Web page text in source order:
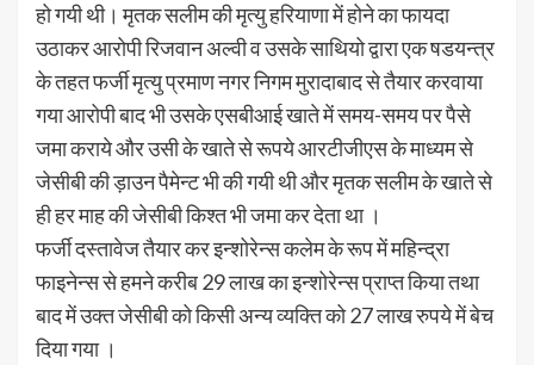
हो गयी थी। मृतक सलीम की मृत्यु हरियाणा में होने का फायदा
उठाकर आरोपी रिजवान अल्वी व उसके साथियो द्वारा एक षडयन्त्र
के तहत फर्जी मृत्यु प्रमाण नगर निगम मुरादाबाद से तैयार करवाया
गया आरोपी बाद भी उसके एसबीआई खाते में समय-समय पर पैसे
जमा कराये और उसी के खाते से रूपये आरटीजीएस के माध्यम से
जेसीबी की ड़ाउन पैमेन्ट भी की गयी थी और मृतक सलीम के खाते से
ही हर माह की जेसीबी किश्त भी जमा कर देता था ।
फर्जी दस्तावेज तैयार कर इन्शोरेन्स कलेम के रूप में महिन्द्रा
फाइनेन्स से हमने करीब 29 लाख का इन्शोरेन्स प्राप्त किया तथा
बाद में उक्त जेसीबी को किसी अन्य व्यक्ति को 27 लाख रुपये में बेच
दिया गया ।